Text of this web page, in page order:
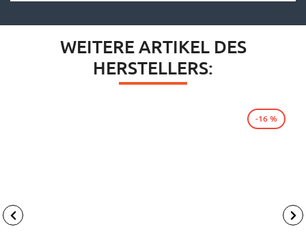
WEITERE ARTIKEL DES
HERSTELLERS:
-16 %